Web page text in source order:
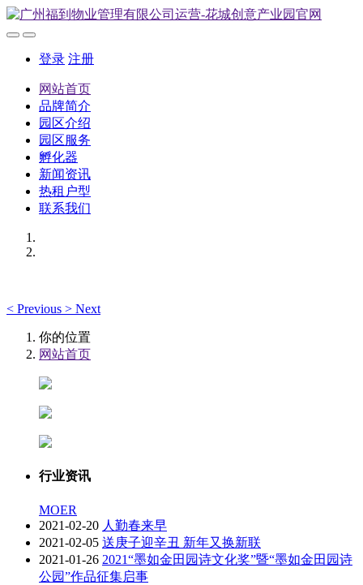
登录 注册
网站首页
品牌简介
园区介绍
园区服务
孵化器
新闻资讯
热租户型
联系我们
< Previous > Next
你的位置
网站首页
行业资讯
MOER
2021-02-20 人勤春来早
2021-02-05 送庚子迎辛丑 新年又换新联
2021-01-26 2021“墨如金田园诗文化奖”暨“墨如金田园诗
公园”作品征集启事